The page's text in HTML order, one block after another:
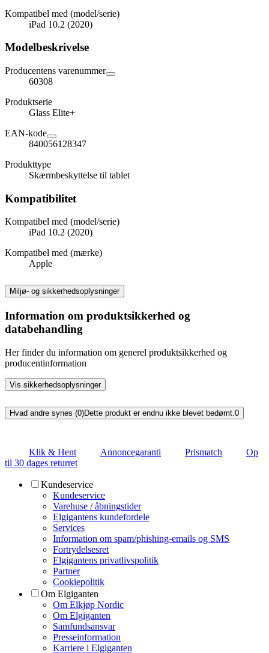
Kompatibel med (model/serie)
iPad 10.2 (2020)
Modelbeskrivelse
Producentens varenummer
60308
Produktserie
Glass Elite+
EAN-kode
840056128347
Produkttype
Skærmbeskyttelse til tablet
Kompatibilitet
Kompatibel med (model/serie)
iPad 10.2 (2020)
Kompatibel med (mærke)
Apple
Miljø- og sikkerhedsoplysninger
Information om produktsikkerhed og
databehandling
Her finder du information om generel produktsikkerhed og
producentinformation
Vis sikkerhedsoplysninger
Hvad andre synes (0)Dette produkt er endnu ikke blevet bedømt. 0
Klik & Hent Annoncegaranti Prismatch
Op
til 30 dages returret
Kundeservice
Kundeservice
Varehuse / åbningstider
Elgigantens kundefordele
Services
Information om spam/phishing-emails og SMS
Fortrydelsesret
Elgigantens privatlivspolitik
Partner
Cookiepolitik
Om Elgiganten
Om Elkjøp Nordic
Om Elgiganten
Samfundsansvar
Presseinformation
Karriere i Elgiganten